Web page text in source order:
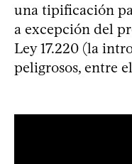
una tipificación
a excepción del
Ley 17.220 (la
peligrosos, entre